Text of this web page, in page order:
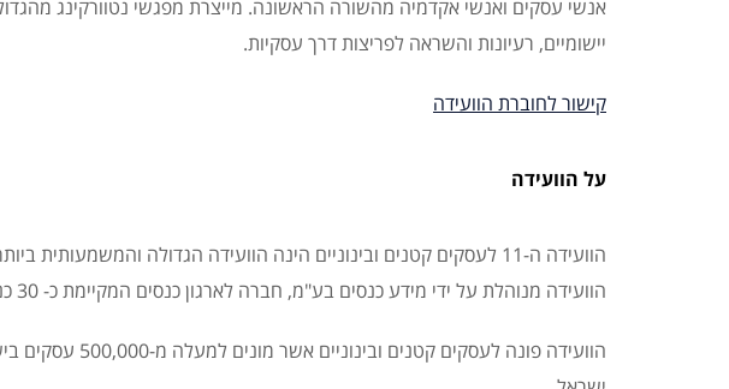
אנשי עסקים ואנשי אקדמיה מהשורה הראשונה. מייצרת מפגשי נטוורקינג
יישומיים, רעיונות והשראה לפריצות דרך עסקיות.
קישור לחוברת הוועידה
על הוועידה
הוועידה ה-11 לעסקים קטנים ובינוניים הינה הוועידה הגדולה
הוועידה מנוהלת על ידי מידע כנסים בע"מ, חברה לארגון כנסים המקיימת כ- 30 כנסים מקצועיים בשנה בתחומים שונים.
הוועידה פונה